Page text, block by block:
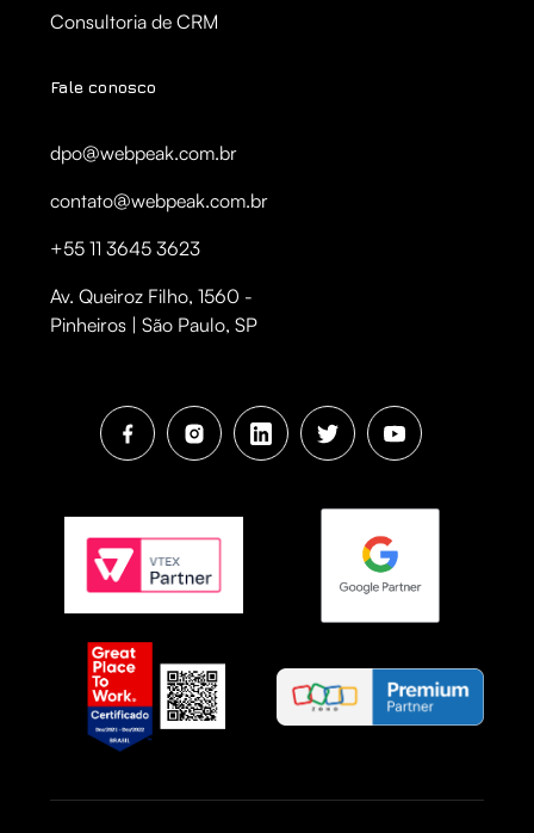
Consultoria de CRM
Fale conosco
dpo@webpeak.com.br
contato@webpeak.com.br
+55 11 3645 3623
Av. Queiroz Filho, 1560 -
Pinheiros | São Paulo, SP